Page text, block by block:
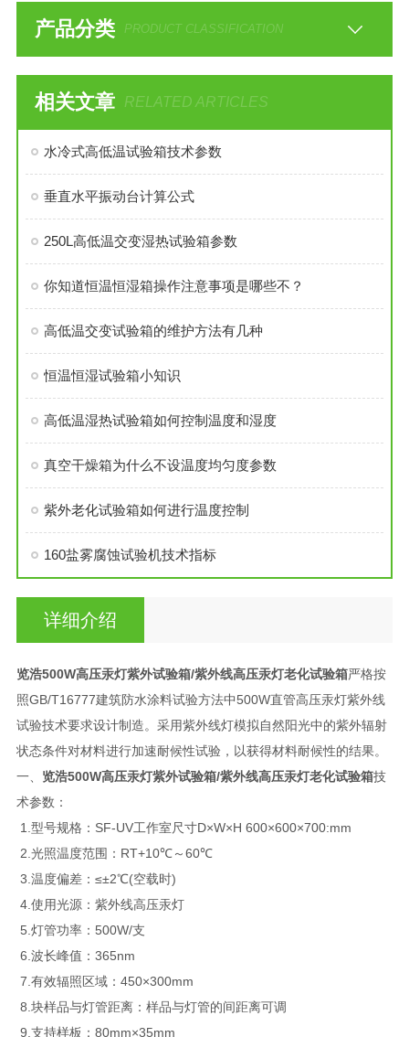
产品分类 PRODUCT CLASSIFICATION
相关文章 RELATED ARTICLES
水冷式高低温试验箱技术参数
垂直水平振动台计算公式
250L高低温交变湿热试验箱参数
你知道恒温恒湿箱操作注意事项是哪些不？
高低温交变试验箱的维护方法有几种
恒温恒湿试验箱小知识
高低温湿热试验箱如何控制温度和湿度
真空干燥箱为什么不设温度均匀度参数
紫外老化试验箱如何进行温度控制
160盐雾腐蚀试验机技术指标
详细介绍
览浩500W高压汞灯紫外试验箱/紫外线高压汞灯老化试验箱严格按
照GB/T16777建筑防水涂料试验方法中500W直管高压汞灯紫外线
试验技术要求设计制造。采用紫外线灯模拟自然阳光中的紫外辐射
状态条件对材料进行加速耐候性试验，以获得材料耐候性的结果。
一、 览浩500W高压汞灯紫外试验箱/紫外线高压汞灯老化试验箱技
术参数：
1.型号规格：SF-UV工作室尺寸D×W×H 600×600×700:mm
2.光照温度范围：RT+10℃～60℃
3.温度偏差：≤±2℃(空载时)
4.使用光源：紫外线高压汞灯
5.灯管功率：500W/支
6.波长峰值：365nm
7.有效辐照区域：450×300mm
8.块样品与灯管距离：样品与灯管的间距离可调
9.支持样板：80mm×35mm